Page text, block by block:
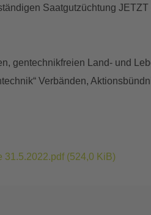
Saatgutzüchtung
gentechnikfreien Land- und
Verbänden,
31.5.2022.pdf (524,0 KiB)